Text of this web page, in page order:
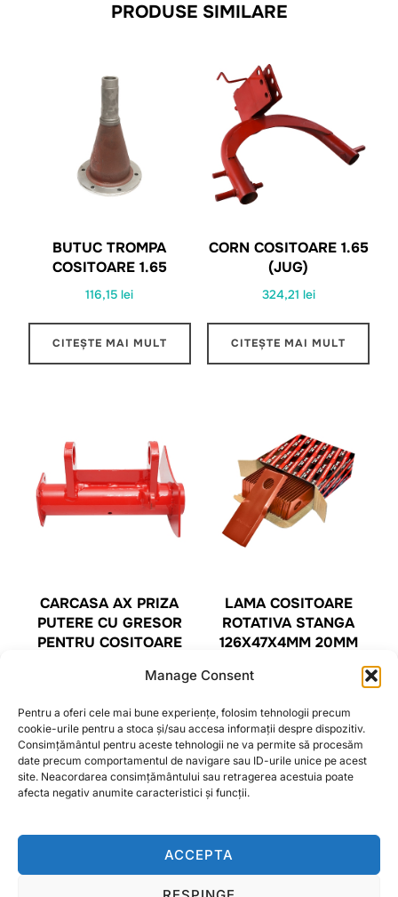
Manage Consent
Pentru a oferi cele mai bune experiențe, folosim tehnologii precum
cookie-urile pentru a stoca și/sau accesa informații despre dispozitiv.
Consimțământul pentru aceste tehnologii ne va permite să procesăm
date precum comportamentul de navigare sau ID-urile unice pe acest
site. Neacordarea consimțământului sau retragerea acestuia poate
afecta negativ anumite caracteristici și funcții.
ACCEPTA
PRODUSE SIMILARE
BUTUC TROMPA
COSITOARE 1.65
116,15lei
CITEȘTE MAI MULT
CORN COSITOARE 1.65
(JUG)
324,21 lei
CITEȘTE MAI MULT
CARCASA AX PRIZA
PUTERE CU GRESOR
PENTRU COSITOARE
FULIE MARE
108,07 lei
CITEȘTE MAI MULT
LAMA COSITOARE
ROTATIVA STANGA
126X47X4MM 20MM
BRECKNER GERMANY
CITEȘTE MAI MULT